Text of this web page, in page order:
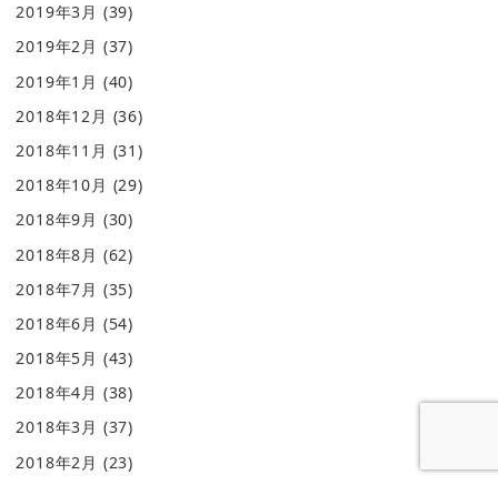
2019年3月 (39)
2019年2月 (37)
2019年1月 (40)
2018年12月 (36)
2018年11月 (31)
2018年10月 (29)
2018年9月 (30)
2018年8月 (62)
2018年7月 (35)
2018年6月 (54)
2018年5月 (43)
2018年4月 (38)
2018年3月 (37)
2018年2月 (23)